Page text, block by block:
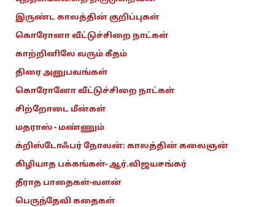
இருண்ட காலத்தின் குறிப்புகள்
கொரோனா வீட்டுச்சிறை நாட்கள்
காற்றினிலே வரும் கீதம்
திரை அனுபவங்கள்
கொரோனோ வீட்டுச்சிறை நாட்கள்
சிற்றோடை மீன்கள்
மதராஸ் - மண்ணும்
க்றிஸ்டோஃபர் நோலன்: காலத்தின் கலைஞன்
கிழியாத பக்கங்கள்- ஆர்.விஜயசங்கர்
தீராத பாதைகள்-வளன்
பெருந்தேவி கதைகள்